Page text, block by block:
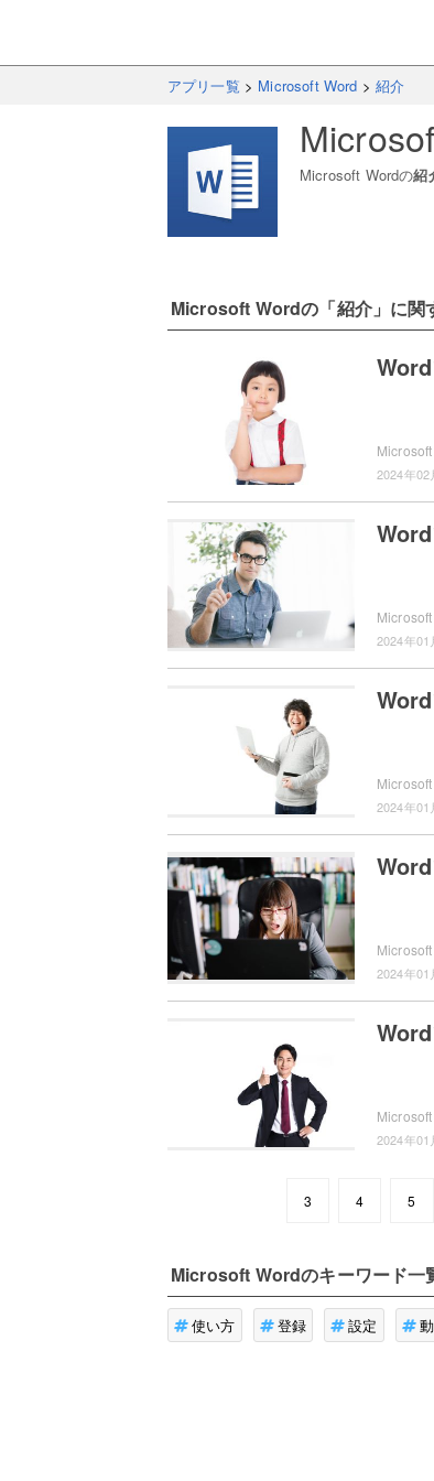
アプリ一覧 > Microsoft Word >紹介
Microsoft Wordの紹
Microsoft Wordの「紹介」に関
2024年02
2024年01
2024年01
2024年01
2024年01
3 4 5
Microsoft Wordのキーワード一
使い方 登録 設定